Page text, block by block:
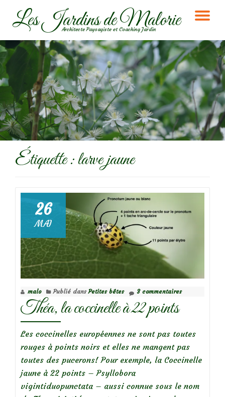
Aller
contenu
LA
Les Jardins de Malorie
Architecte Paysagiste et Coaching Jardin
Étiquette :larve jaune
26
MAI
malo Publié dansPetites bêtes 3 commentaires
Théa, la coccinelle à 22 points
Les coccinelles européennes ne sont pas toutes
rouges à points noirs et elles ne mangent pas
toutes des pucerons! Pour exemple, la Coccinelle
jaune à 22 points – Psyllobora
vigintiduopunctata – aussi connue sous le nom